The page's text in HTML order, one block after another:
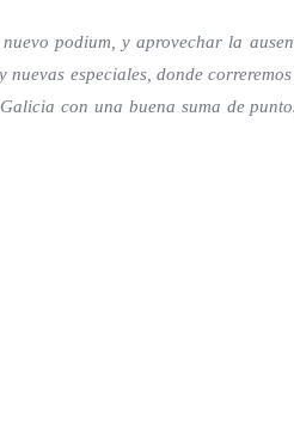
podium, y aprovechar la
especiales, donde
con una buena suma de